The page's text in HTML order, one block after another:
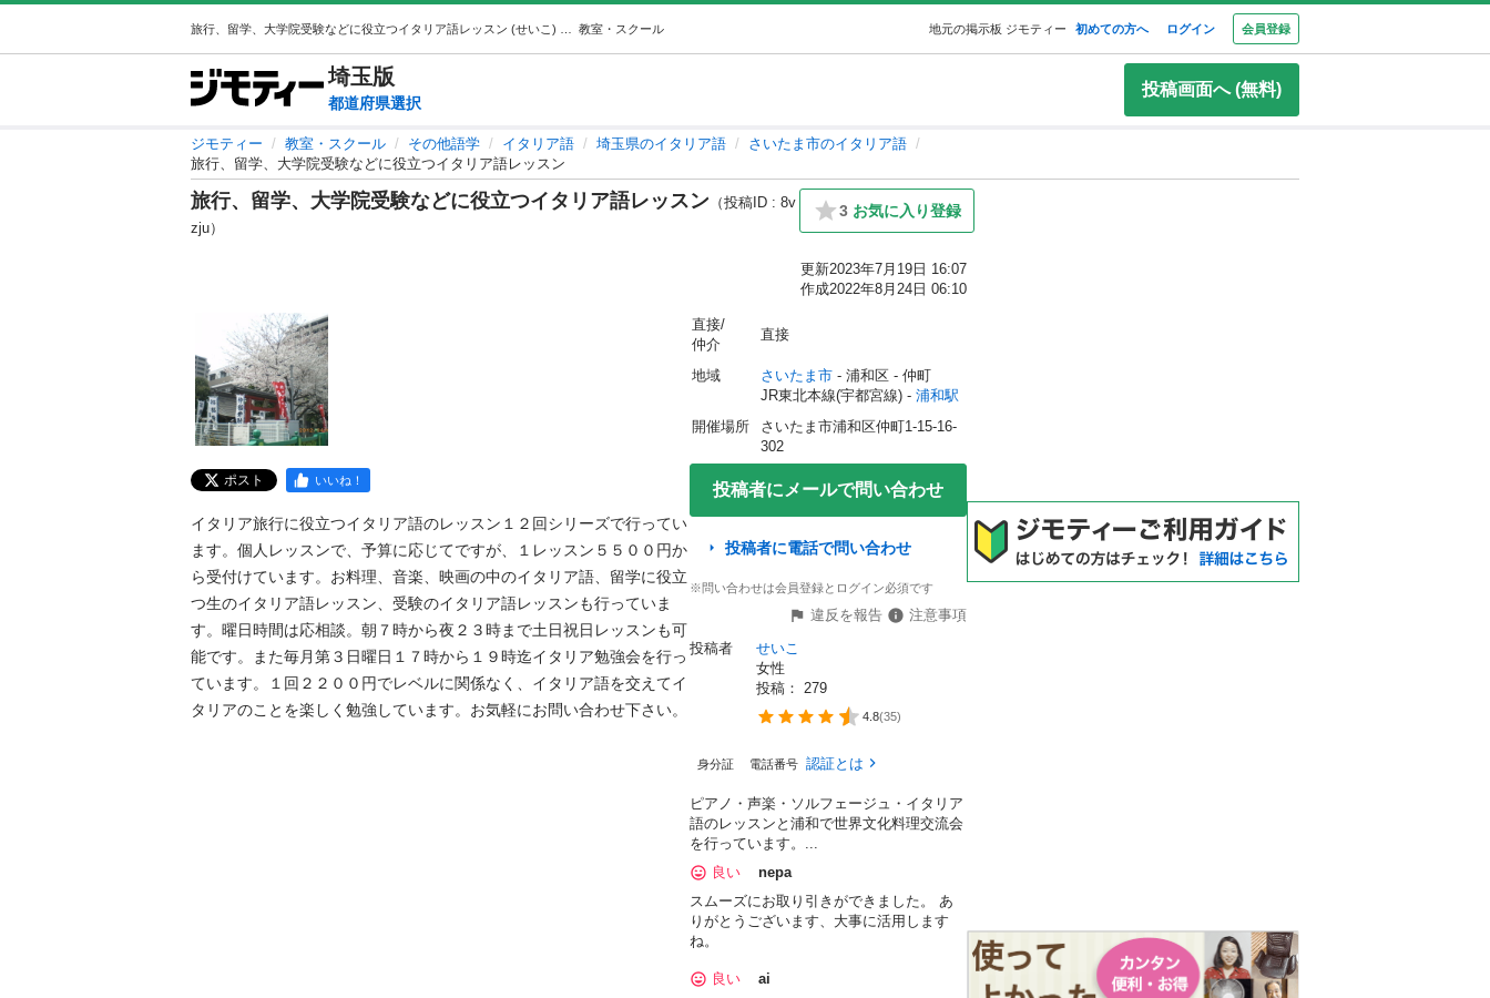
教室・スクール 地元の掲示板 ジモティー 初めての方へ ログイン 会員登録
埼玉版
都道府県選択
投稿画面へ (無料)
ジモティー 教室・スクール その他語学 イタリア語 埼玉県のイタリア語
さいたま市のイタリア語
旅行、留学、大学院受験などに役立つイタリア語レッスン
旅行、留学、大学院受験などに役立つイタリア語レッスン （投稿ID : 8v
zju）
3 お気に入り登録
更新2023年7月19日 16:07
作成2022年8月24日 06:10
ポスト いいね！
イタリア旅行に役立つイタリア語のレッスン１２回シリーズで行ってい
ます。個人レッスンで、予算に応じてですが、１レッスン５５００円か
ら受付けています。お料理、音楽、映画の中のイタリア語、留学に役立
つ生のイタリア語レッスン、受験のイタリア語レッスンも行っていま
す。曜日時間は応相談。朝７時から夜２３時まで土日祝日レッスンも可
能です。また毎月第３日曜日１７時から１９時迄イタリア勉強会を行っ
ています。１回２２００円でレベルに関係なく、イタリア語を交えてイ
タリアのことを楽しく勉強しています。お気軽にお問い合わせ下さい。
直接/
仲介
直接
地域 さいたま市 - 浦和区 - 仲町
JR東北本線(宇都宮線) - 浦和駅
開催場所
さいたま市浦和区仲町1-15-16-
302
投稿者にメールで問い合わせ
投稿者に電話で問い合わせ
※問い合わせは会員登録とログイン必須です
違反を報告
注意事項
投稿者
せいこ
女性
投稿： 279
4.8(35)
身分証 電話番号 認証とは
ピアノ・声楽・ソルフェージュ・イタリア
語のレッスンと浦和で世界文化料理交流会
を行っています。...
良い
nepa
スムーズにお取り引きができました。 あ
りがとうございます、大事に活用します
ね。
良い
ai